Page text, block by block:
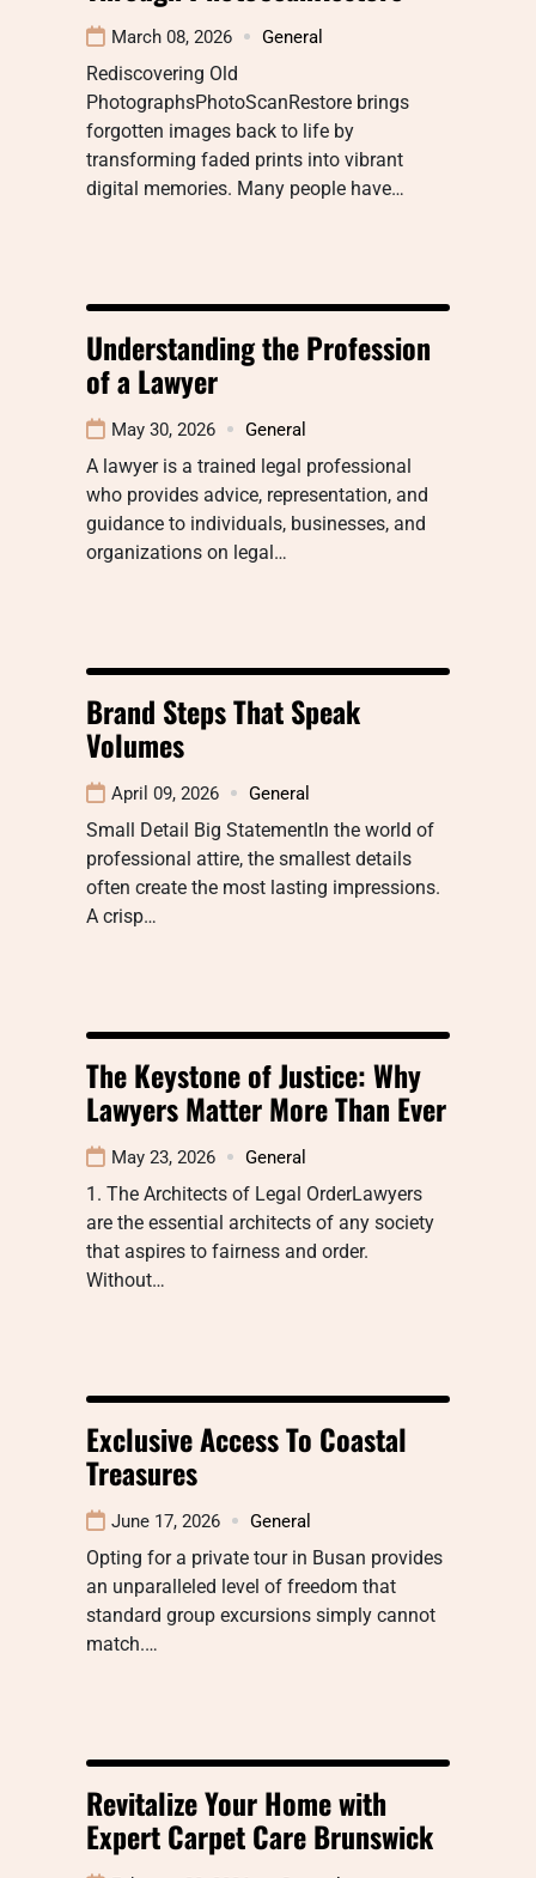
March 08, 2026 General
Rediscovering Old
PhotographsPhotoScanRestore brings
forgotten images back to life by
transforming faded prints into vibrant
digital memories. Many people have…
Understanding the Profession
of a Lawyer
May 30, 2026 General
A lawyer is a trained legal professional
who provides advice, representation, and
guidance to individuals, businesses, and
organizations on legal…
Brand Steps That Speak
Volumes
April 09, 2026 General
Small Detail Big StatementIn the world of
professional attire, the smallest details
often create the most lasting impressions.
A crisp…
The Keystone of Justice: Why
Lawyers Matter More Than Ever
May 23, 2026 General
1. The Architects of Legal OrderLawyers
are the essential architects of any society
that aspires to fairness and order.
Without…
Exclusive Access To Coastal
Treasures
June 17, 2026 General
Opting for a private tour in Busan provides
an unparalleled level of freedom that
standard group excursions simply cannot
match.…
Revitalize Your Home with
Expert Carpet Care Brunswick